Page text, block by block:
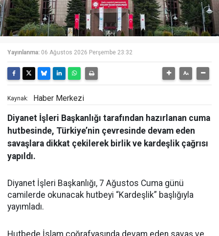
Yayınlanma: 06 Ağustos 2026 Perşembe 23:32
Kaynak: Haber Merkezi
Diyanet İşleri Başkanlığı tarafından hazırlanan cuma
hutbesinde, Türkiye’nin çevresinde devam eden
savaşlara dikkat çekilerek birlik ve kardeşlik çağrısı
yapıldı.
Diyanet İşleri Başkanlığı, 7 Ağustos Cuma günü
camilerde okunacak hutbeyi “Kardeşlik” başlığıyla
yayımladı.
Hutbede İslam coğrafyasında devam eden savaş ve